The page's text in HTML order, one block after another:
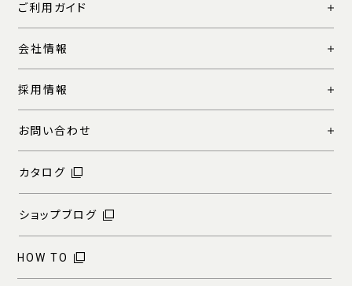
ご利用ガイド
会社情報
採用情報
お問い合わせ
カタログ
ショップブログ
HOW TO